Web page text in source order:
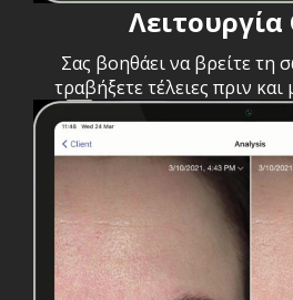
Λειτουργία
Σας βοηθάει να βρείτε τη
τραβήξετε τέλειες πριν